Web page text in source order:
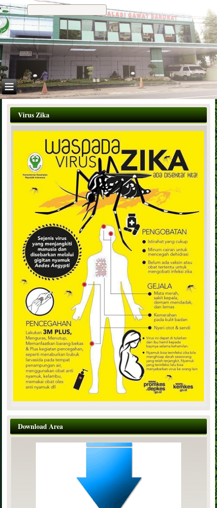
Virus Zika
Download Area